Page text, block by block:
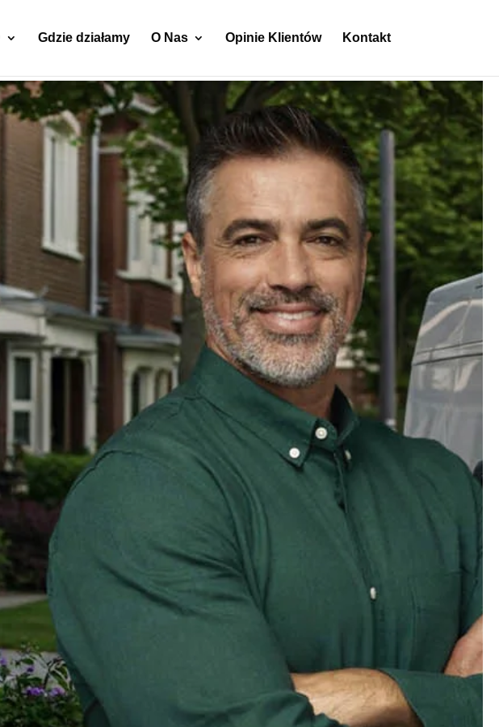
Gdzie działamy O Nas Opinie Klientów Kontakt